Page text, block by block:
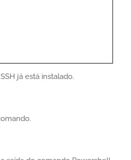
já está instalado.